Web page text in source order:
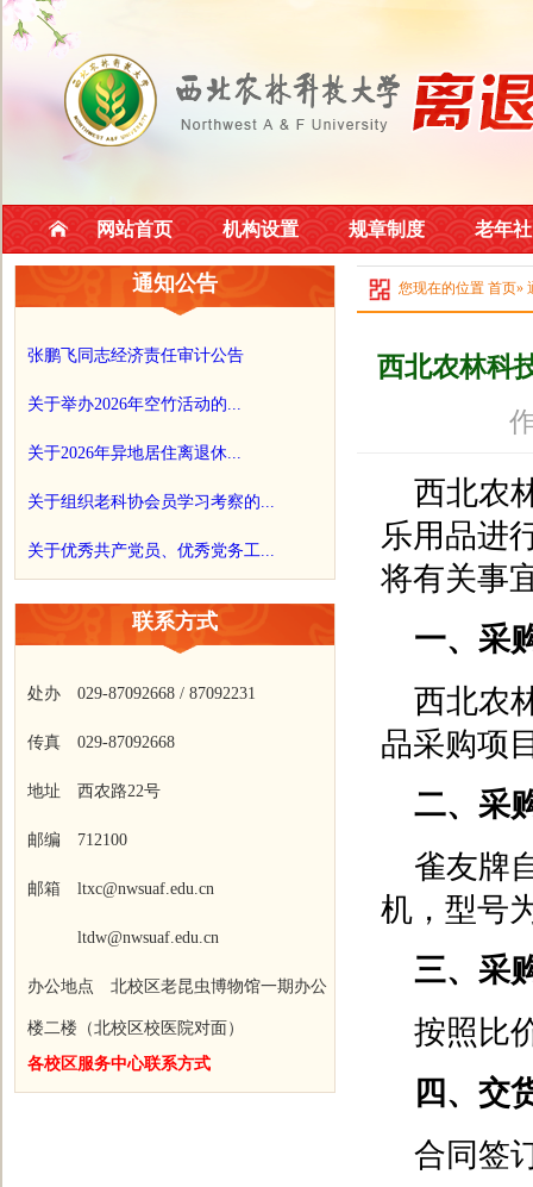
网站首页 机构设置 规章制度 老年
通知公告
张鹏飞同志经济责任审计公告
关于举办2026年空竹活动的...
关于2026年异地居住离退休...
关于组织老科协会员学习考察的...
关于优秀共产党员、优秀党务工...
联系方式
处办 029-87092668 / 87092231
传真 029-87092668
地址 西农路22号
邮编 712100
邮箱 ltxc@nwsuaf.edu.cn
ltdw@nwsuaf.edu.cn
办公地点 北校区老昆虫博物馆一期办公
楼二楼（北校区校医院对面）
各校区服务中心联系方式
您现在的位置 首页»
西北农林科
西北农
乐用品进
将有关事
一、采
西北农
品采购项
二、采
雀友牌
机，型号
三、采
按照比
四、交
合同签